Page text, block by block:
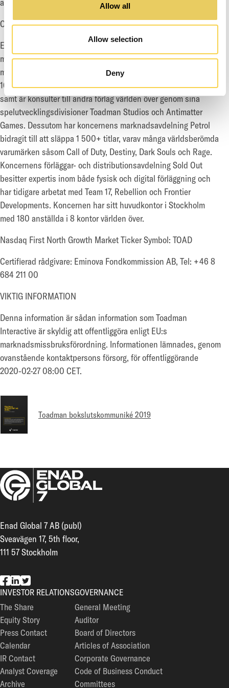
Allow all
Allow selection
Deny
OM EG7
EG7 är en koncern inom, spelindustrin som utvecklar,
marknadsför förlägger och distribuerar PC-, konsol- och
mobilspel till den globala spelmarknaden. Bolaget anställer
100+ spelutvecklare och utvecklar sina egna originella IP:n,
samt är konsulter till andra förlag världen över genom sina
spelutvecklingsdivisioner Toadman Studios och Antimatter
Games. Dessutom har koncernens marknadsavdelning Petrol
bidragit till att släppa 1 500+ titlar, varav många världsberömda
varumärken såsom Call of Duty, Destiny, Dark Souls och Rage.
Koncernens förläggar- och distributionsavdelning Sold Out
besitter expertis inom både fysisk och digital förläggning och
har tidigare arbetat med Team 17, Rebellion och Frontier
Developments. Koncernen har sitt huvudkontor i Stockholm
med 180 anställda i 8 kontor världen över.
Nasdaq First North Growth Market Ticker Symbol: TOAD
Certifierad rådgivare: Eminova Fondkommission AB, Tel: +46 8
684 211 00
VIKTIG INFORMATION
Denna information är sådan information som Toadman
Interactive är skyldig att offentliggöra enligt EU:s
marknadsmissbruksförordning. Informationen lämnades, genom
ovanstående kontaktpersons försorg, för offentliggörande
2020-02-27 08:00 CET.
Toadman bokslutskommuniké 2019
Enad Global 7 AB (publ)
Sveavägen 17, 5th floor,
111 57 Stockholm
EG7 on Facebook
EG7 on LinkedIn
EG7 on Twitter
INVESTOR RELATIONS
The Share
Equity Story
Press Contact
Calendar
IR Contact
Analyst Coverage
Archive
GOVERNANCE
General Meeting
Auditor
Board of Directors
Articles of Association
Corporate Governance
Code of Business Conduct
Committees